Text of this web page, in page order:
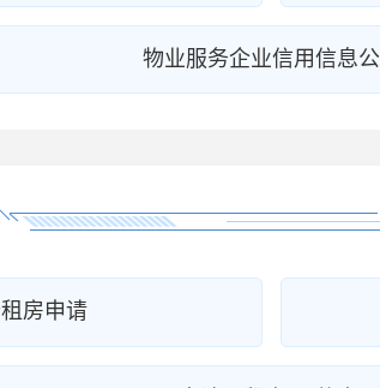
物业服务企业信用信息
房申请